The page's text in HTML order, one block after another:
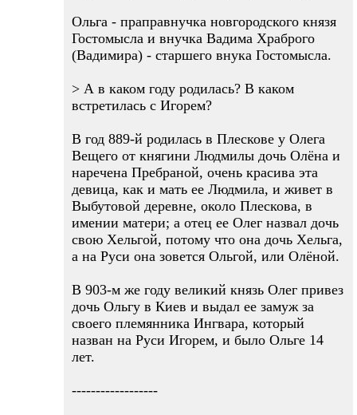
Ольга - праправнучка новгородского князя
Гостомысла и внучка Вадима Храброго
(Вадимира) - старшего внука Гостомысла.
> А в каком году родилась? В каком
встретилась с Игорем?
В год 889-й родилась в Плескове у Олега
Вещего от княгини Людмилы дочь Олёна и
наречена Пребраной, очень красива эта
девица, как и мать ее Людмила, и живет в
Выбутовой деревне, около Плескова, в
имении матери; а отец ее Олег назвал дочь
свою Хельгой, потому что она дочь Хельга,
а на Руси она зовется Ольгой, или Олёной.
В 903-м же году великий князь Олег привез
дочь Ольгу в Киев и выдал ее замуж за
своего племянника Ингвара, который
назван на Руси Игорем, и было Ольге 14
лет.
------------------